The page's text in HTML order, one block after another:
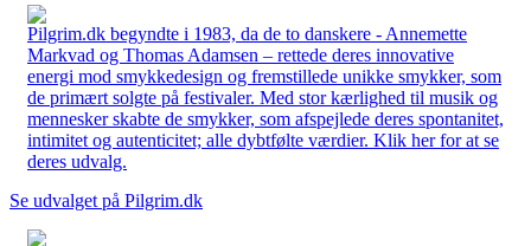
Pilgrim.dk begyndte i 1983, da de to danskere - Annemette
Markvad og Thomas Adamsen – rettede deres innovative
energi mod smykkedesign og fremstillede unikke smykker, som
de primært solgte på festivaler. Med stor kærlighed til musik og
mennesker skabte de smykker, som afspejlede deres spontanitet,
intimitet og autenticitet; alle dybtfølte værdier. Klik her for at se
deres udvalg.
Se udvalget på Pilgrim.dk